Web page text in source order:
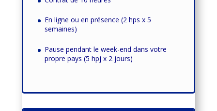
En ligne ou en présence (2 hps x 5
semaines)
Pause pendant le week-end dans votre
propre pays (5 hpj x 2 jours)